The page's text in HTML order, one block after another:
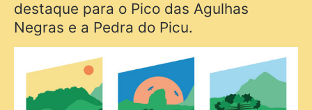
destaque para o Pico das Agulhas
Negras e a Pedra do Picu.